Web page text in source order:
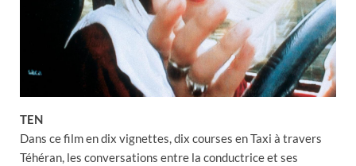
TEN
Dans ce film en dix vignettes, dix courses en Taxi à travers
Téhéran, les conversations entre la conductrice et ses